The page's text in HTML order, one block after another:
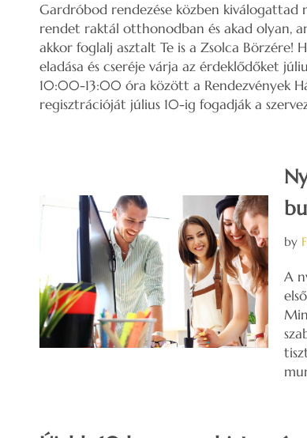
Gardróbod rendezése közben kiválogattad
rendet raktál otthonodban és akad olyan,
akkor foglalj asztalt Te is a Zsolca Börzére!
eladása és cseréje várja az érdeklődőket
10:00-13:00 óra között a Rendezvények
regisztrációját július 10-ig fogadják a
by
A